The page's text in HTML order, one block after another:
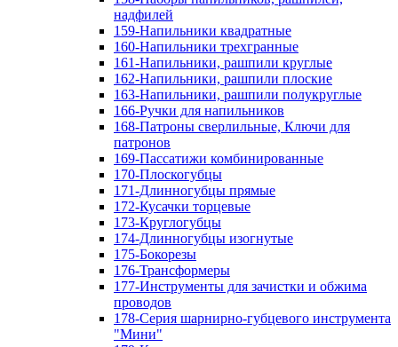
надфилей
159-Напильники квадратные
160-Напильники трехгранные
161-Напильники, рашпили круглые
162-Напильники, рашпили плоские
163-Напильники, рашпили полукруглые
166-Ручки для напильников
168-Патроны сверлильные, Ключи для
патронов
169-Пассатижи комбинированные
170-Плоскогубцы
171-Длинногубцы прямые
172-Кусачки торцевые
173-Круглогубцы
174-Длинногубцы изогнутые
175-Бокорезы
176-Трансформеры
177-Инструменты для зачистки и обжима
проводов
178-Серия шарнирно-губцевого инструмента
"Мини"